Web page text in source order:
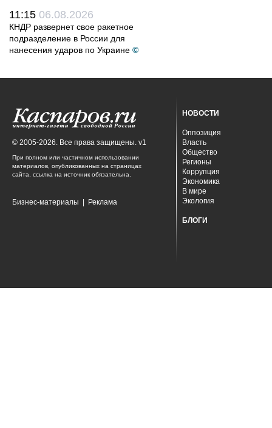
11:15 06.08.2026
КНДР развернет свое ракетное
подразделение в России для
нанесения ударов по Украине ©
© 2005-2026. Все права защищены. v1
При полном или частичном использовании
материалов, опубликованных на страницах
сайта, ссылка на источник обязательна.
Бизнес-материалы Реклама
НОВОСТИ
Оппозиция
Власть
Общество
Регионы
Коррупция
Экономика
В мире
Экология
БЛОГИ